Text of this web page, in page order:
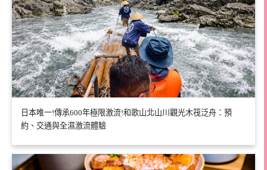
日本唯一!傳承600年極限激流!和歌山北山川觀光木筏泛舟：預
約、交通與全濕激流體驗